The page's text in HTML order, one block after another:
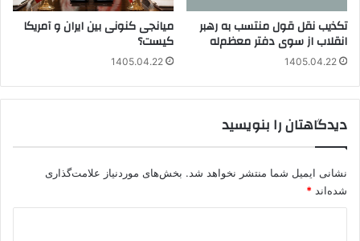
تکذیب نقل قول منتسب به رهبر
انقلاب از سوی دفتر معظم‌له
1405.04.22
میانجی کنونی بین ایران و آمریکا
کیست؟
1405.04.22
دیدگاهتان را بنویسید
نشانی ایمیل شما منتشر نخواهد شد. بخش‌های موردنیاز علامت‌گذاری
شده‌اند *